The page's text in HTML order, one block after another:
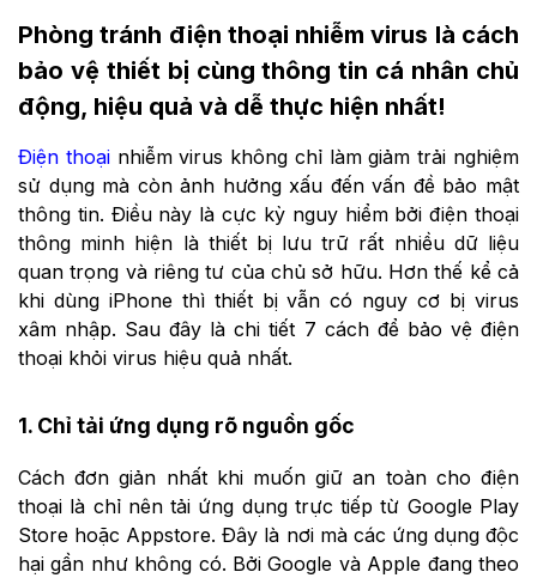
Phòng tránh điện thoại nhiễm virus là cách
bảo vệ thiết bị cùng thông tin cá nhân chủ
động, hiệu quả và dễ thực hiện nhất!
Điện thoạinhiễm virus không chỉ làm giảm trải nghiệm
sử dụng mà còn ảnh hưởng xấu đến vấn đề bảo mật
thông tin. Điều này là cực kỳ nguy hiểm bởi điện thoại
thông minh hiện là thiết bị lưu trữ rất nhiều dữ liệu
quan trọng và riêng tư của chủ sở hữu. Hơn thế kể cả
khi dùng iPhone thì thiết bị vẫn có nguy cơ bị virus
xâm nhập. Sau đây là chi tiết 7 cách để bảo vệ điện
thoại khỏi virus hiệu quả nhất.
1. Chỉ tải ứng dụng rõ nguồn gốc
Cách đơn giản nhất khi muốn giữ an toàn cho điện
thoại là chỉ nên tải ứng dụng trực tiếp từ Google Play
Store hoặc Appstore. Đây là nơi mà các ứng dụng độc
hại gần như không có. Bởi Google và Apple đang theo